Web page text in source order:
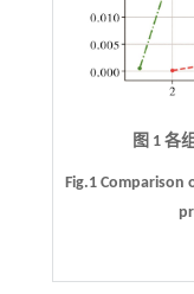
图 1 各
Fig.1